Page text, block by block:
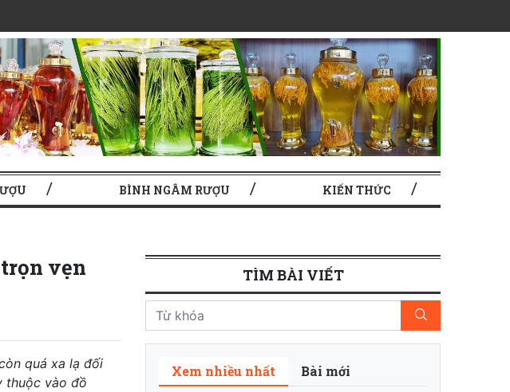
BÌNH NGÂM RƯỢU KIẾN THỨC
vẹn
quá xa lạ đối
thuộc vào đồ
TÌM BÀI VIẾT
Xem nhiều nhất Bài mới